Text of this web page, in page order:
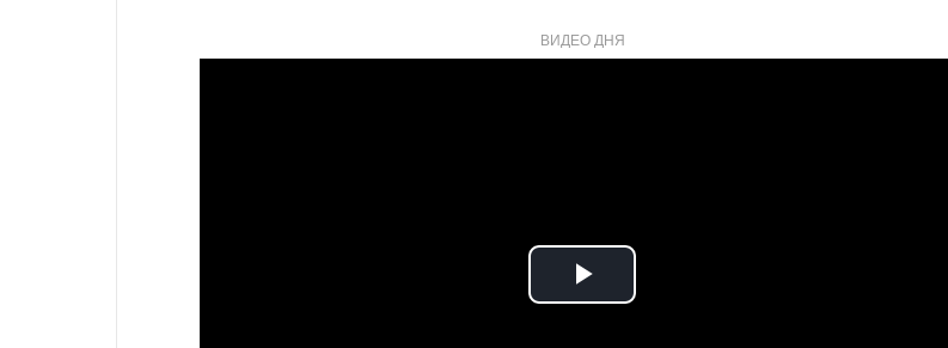
ВИДЕО ДНЯ
Play